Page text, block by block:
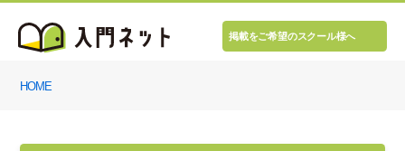
掲載をご希望のスクール様へ
HOME